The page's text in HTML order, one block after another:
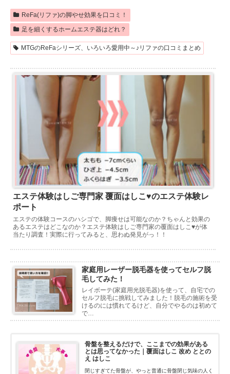
ReFa(リファ)の脚やせ効果を口コミ！
足を細くするホームエステ器はどれ？
MTGのReFaシリーズ、いろいろ愛用中～♪リファの口コミまとめ
エステ体験はしご専門家 覆面はしこ♥のエステ体験レ
ポート
エステの体験コースのハシゴで、脚痩せは可能なのか？ちゃんと効果の
あるエステはどこなのか？エステ体験はしご専門家の覆面はしこ♥が体
当たり調査！実際に行ってみると、思わぬ発見がっ！！
家庭用レーザー脱毛器を使ってセルフ脱
毛してみた！
レイボーテ(家庭用光脱毛器)を使って、自宅での
セルフ脱毛に挑戦してみました！脱毛の施術を受
けるのには慣れてるけど、自分でやるのは初めて
で…
骨盤を整えるだけで、ここまでの効果がある
とは思ってなかった｜覆面はしこ 改め ととの
え はしこ
閉じすぎてた骨盤が、やっと普通に骨盤閉じ気味の人く